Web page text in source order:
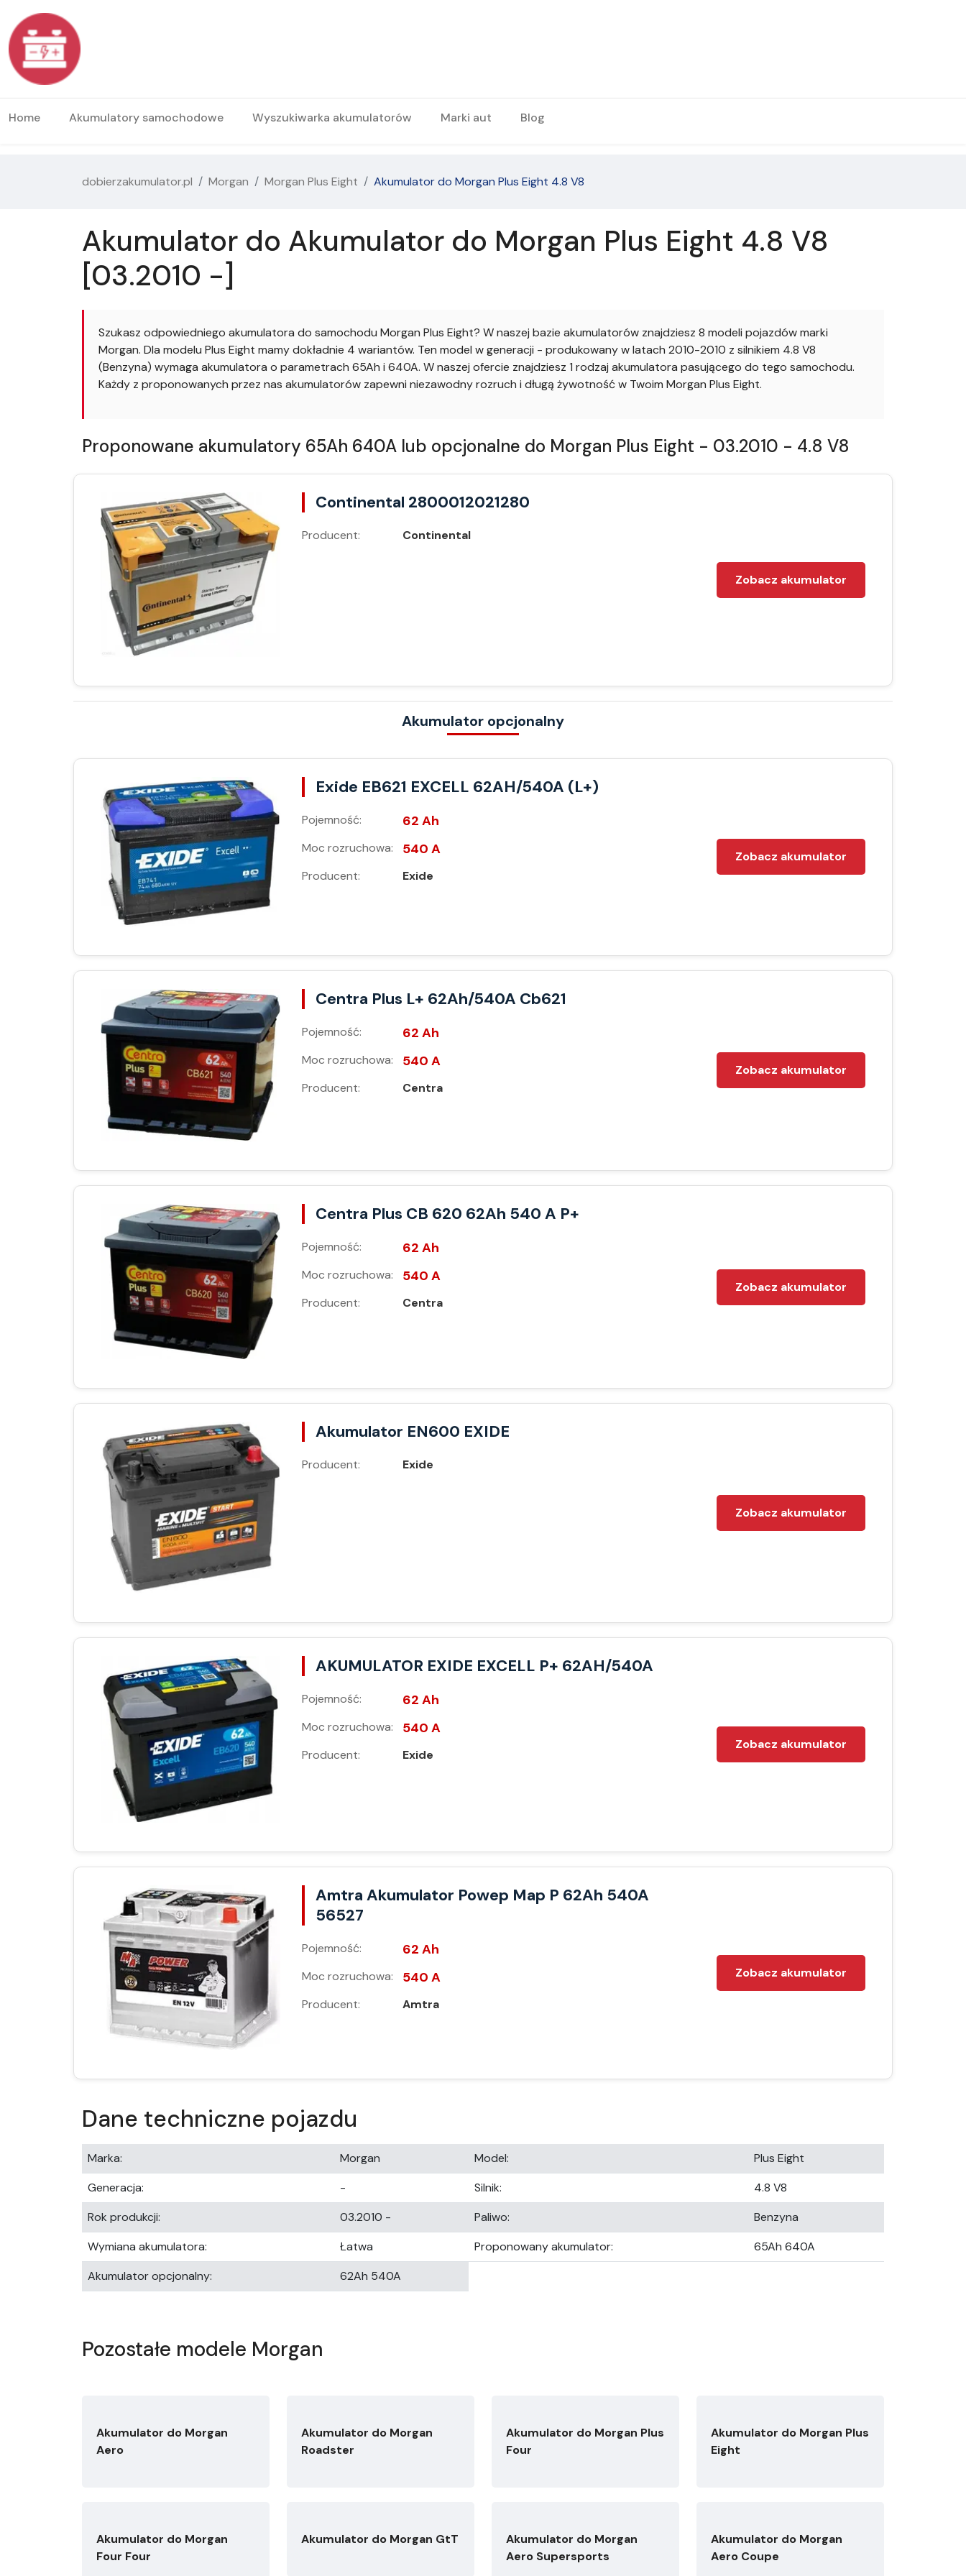
Home Akumulatory samochodowe Wyszukiwarka akumulatorów Marki aut Blog
dobierzakumulator.pl Morgan Morgan Plus Eight Akumulator do Morgan Plus Eight 4.8 V8
Akumulator do Akumulator do Morgan Plus Eight 4.8 V8
[03.2010 -]
Szukasz odpowiedniego akumulatora do samochodu Morgan Plus Eight? W naszej bazie akumulatorów znajdziesz 8 modeli pojazdów marki
Morgan. Dla modelu Plus Eight mamy dokładnie 4 wariantów. Ten model w generacji - produkowany w latach 2010-2010 z silnikiem 4.8 V8
(Benzyna) wymaga akumulatora o parametrach 65Ah i 640A. W naszej ofercie znajdziesz 1 rodzaj akumulatora pasującego do tego samochodu.
Każdy z proponowanych przez nas akumulatorów zapewni niezawodny rozruch i długą żywotność w Twoim Morgan Plus Eight.
Proponowane akumulatory 65Ah 640A lub opcjonalne do Morgan Plus Eight - 03.2010 - 4.8 V8
Continental 2800012021280
Producent: Continental
Zobacz akumulator
Akumulator opcjonalny
Exide EB621 EXCELL 62AH/540A (L+)
Pojemność: 62 Ah
Moc rozruchowa: 540 A
Producent: Exide
Zobacz akumulator
Centra Plus L+ 62Ah/540A Cb621
Pojemność: 62 Ah
Moc rozruchowa: 540 A
Producent: Centra
Zobacz akumulator
Centra Plus CB 620 62Ah 540 A P+
Pojemność: 62 Ah
Moc rozruchowa: 540 A
Producent: Centra
Zobacz akumulator
Akumulator EN600 EXIDE
Producent: Exide
Zobacz akumulator
AKUMULATOR EXIDE EXCELL P+ 62AH/540A
Pojemność: 62 Ah
Moc rozruchowa: 540 A
Producent: Exide
Zobacz akumulator
Amtra Akumulator Powep Map P 62Ah 540A
56527
Pojemność: 62 Ah
Moc rozruchowa: 540 A
Producent: Amtra
Zobacz akumulator
Dane techniczne pojazdu
Marka: Morgan Model:
Plus Eight
Generacja:
- Silnik:
4.8 V8
Rok produkcji:
03.2010 - Paliwo:
Benzyna
Wymiana akumulatora:
Łatwa Proponowany akumulator:
65Ah 640A
Akumulator opcjonalny:
62Ah 540A
Pozostałe modele Morgan
Akumulator do Morgan
Aero
Akumulator do Morgan
Roadster
Akumulator do Morgan Plus
Four
Akumulator do Morgan Plus
Eight
Akumulator do Morgan
Four Four
Akumulator do Morgan GtT
Akumulator do Morgan
Aero Supersports
Akumulator do Morgan
Aero Coupe